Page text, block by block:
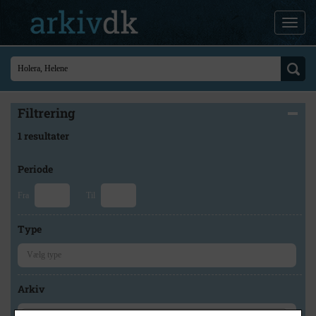
Filtrering
1 resultater
Periode
Fra Til
Type
Arkiv